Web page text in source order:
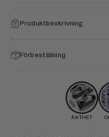
Produktbeskrivning
Förbeställning
ÄKTHET